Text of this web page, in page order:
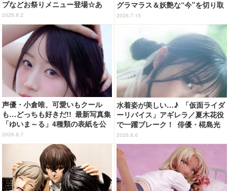
プなどお祭りメニュー登場☆あ
の“麦わら帽子”もグッズ化!? 【U
SJ「ワンピース・プレミア・サマ
ー」が開幕】
2026.8.2
グラマラス＆妖艶な“今”を切り取
り！3冊目写真集が発売中
2026.7.15
声優・小倉唯、可愛いもクール
も…どっちも好きだ!! 最新写真集
「ゆいま～る」4種類の表紙を公
開！「成長した私の姿を楽しんで
いただけたら」
2026.8.7
水着姿が美しい…♪ 「仮面ライダ
ーリバイス」アギレラ／夏木花役
で一躍ブレーク！ 俳優・椛島光
の2nd写真集が予約開始
2026.8.6